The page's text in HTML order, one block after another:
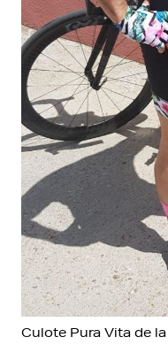
Culote Pura Vita de